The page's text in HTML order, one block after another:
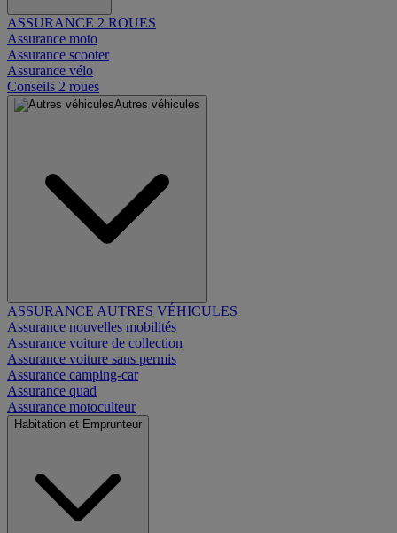
ASSURANCE 2 ROUES
Assurance moto
Assurance scooter
Assurance vélo
Conseils 2 roues
Autres véhicules
ASSURANCE AUTRES VÉHICULES
Assurance nouvelles mobilités
Assurance voiture de collection
Assurance voiture sans permis
Assurance camping-car
Assurance quad
Assurance motoculteur
Habitation et Emprunteur